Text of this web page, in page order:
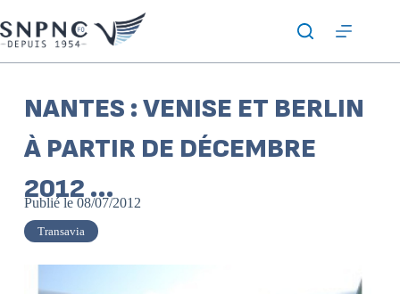
NANTES : VENISE ET BERLIN
À PARTIR DE DÉCEMBRE
2012 …
Publié le 08/07/2012
Transavia